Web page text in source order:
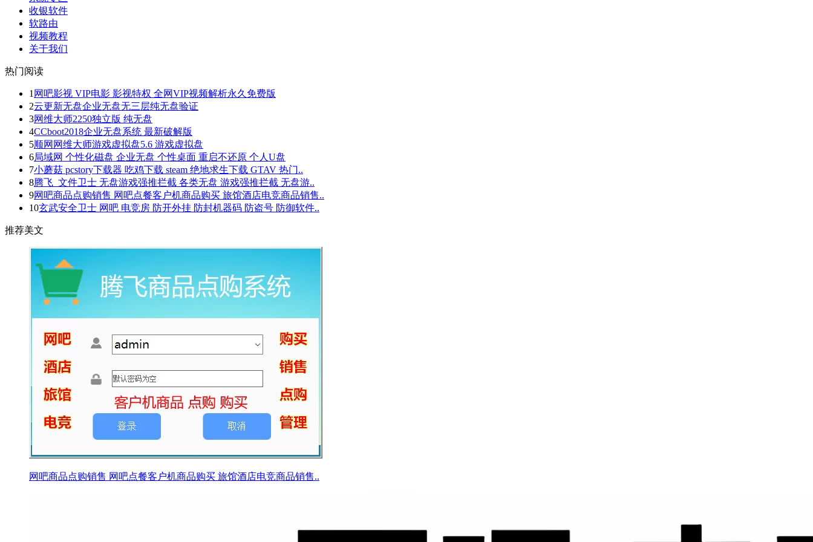
收银软件
软路由
视频教程
关于我们
热门阅读
1 网吧影视 VIP电影 影视特权 全网VIP视频解析永久免费版
2云更新无盘企业无盘无三层纯无盘验证
3网维大师2250独立版 纯无盘
4CCboot2018企业无盘系统 最新破解版
5顺网网维大师游戏虚拟盘5.6 游戏虚拟盘
6局域网 个性化磁盘 企业无盘 个性桌面 重启不还原 个人U盘
7小蘑菇 pcstory下载器 吃鸡下载 steam 绝地求生下载 GTAV 热门..
8腾飞_文件卫士 无盘游戏强推拦截 各类无盘 游戏强推拦截 无盘游..
9网吧商品点购销售 网吧点餐客户机商品购买 旅馆酒店电竞商品销售..
10玄武安全卫士 网吧 电竞房 防开外挂 防封机器码 防盗号 防御软件..
推荐美文
网吧商品点购销售 网吧点餐客户机商品购买 旅馆酒店电竞商品销售..